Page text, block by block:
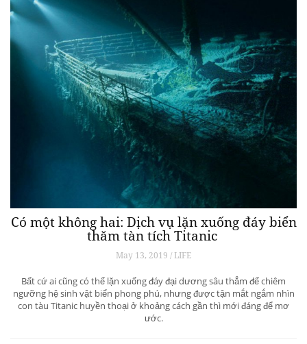
Có một không hai: Dịch vụ lặn xuống đáy biển
thăm tàn tích Titanic
May 13, 2019 / LIFE
Bất cứ ai cũng có thể lặn xuống đáy đại dương sâu thẳm để chiêm
ngưỡng hệ sinh vật biển phong phú, nhưng được tận mắt ngắm nhìn
con tàu Titanic huyền thoại ở khoảng cách gần thì mới đáng để mơ
ước.